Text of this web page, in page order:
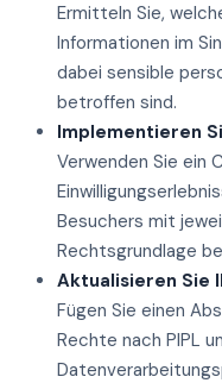
Ermitteln Sie,
Informationen im
dabei sensible
betroffen sind.
Implementieren
Verwenden Sie ein
Besuchers mit
Rechtsgrundlage
Aktualisieren Sie
Fügen Sie einen
Rechte nach PIPL